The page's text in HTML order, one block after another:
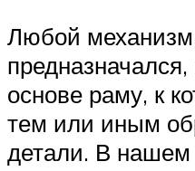
Любой
основе раму, к
тем или иным
детали. В